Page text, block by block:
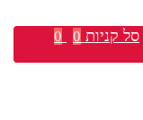
סל קניות 0
0